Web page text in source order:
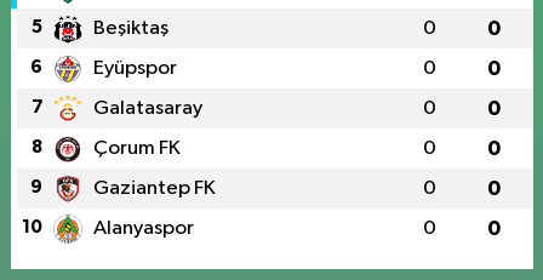
5 Beşiktaş 0 0
6 Eyüpspor 0 0
7 Galatasaray 0 0
8 Çorum FK 0 0
9 Gaziantep FK 0 0
10 Alanyaspor 0 0